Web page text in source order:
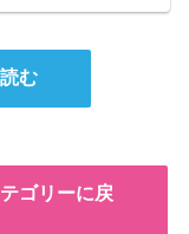
む
ゴリーに戻